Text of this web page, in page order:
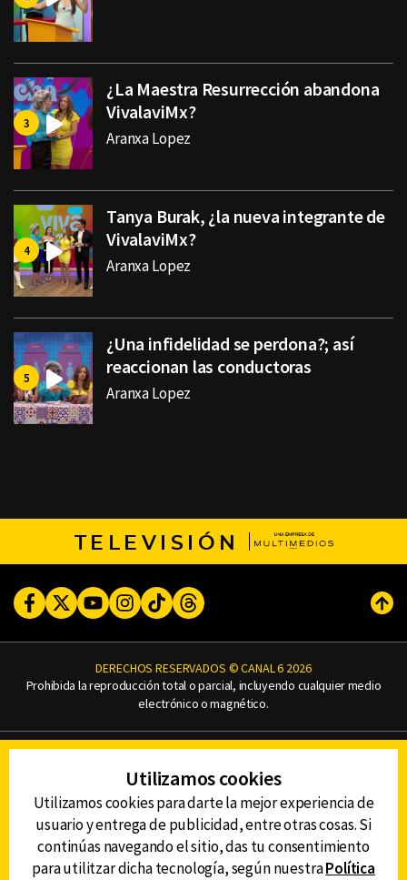
¿La Maestra Resurrección abandona
VivalaviMx?
Aranxa Lopez
Tanya Burak, ¿la nueva integrante de
VivalaviMx?
Aranxa Lopez
¿Una infidelidad se perdona?; así
reaccionan las conductoras
Aranxa Lopez
TELEVISIÓN
FacebookTwitterYoutubeInstagram
TikTokThreads
DERECHOS RESERVADOS © CANAL 6 2026
Prohibida la reproducción total o parcial, incluyendo cualquier medio
electrónico o magnético.
AVISO DE PRIVACIDAD
AVISO LEGAL
DEFENSORÍA DE LAS AUDIENCIAS
Utilizamos cookies
Utilizamos cookies para darte la mejor experiencia de
usuario y entrega de publicidad, entre otras cosas. Si
continúas navegando el sitio, das tu consentimiento
para utilitzar dicha tecnología, según nuestraPolítica